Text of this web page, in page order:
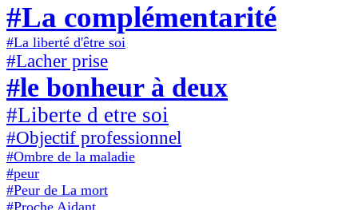
#La complémentarité
#La liberté d'être soi
#Lacher prise
#le bonheur à deux
#Liberte d etre soi
#Objectif professionnel
#Ombre de la maladie
#peur
#Peur de La mort